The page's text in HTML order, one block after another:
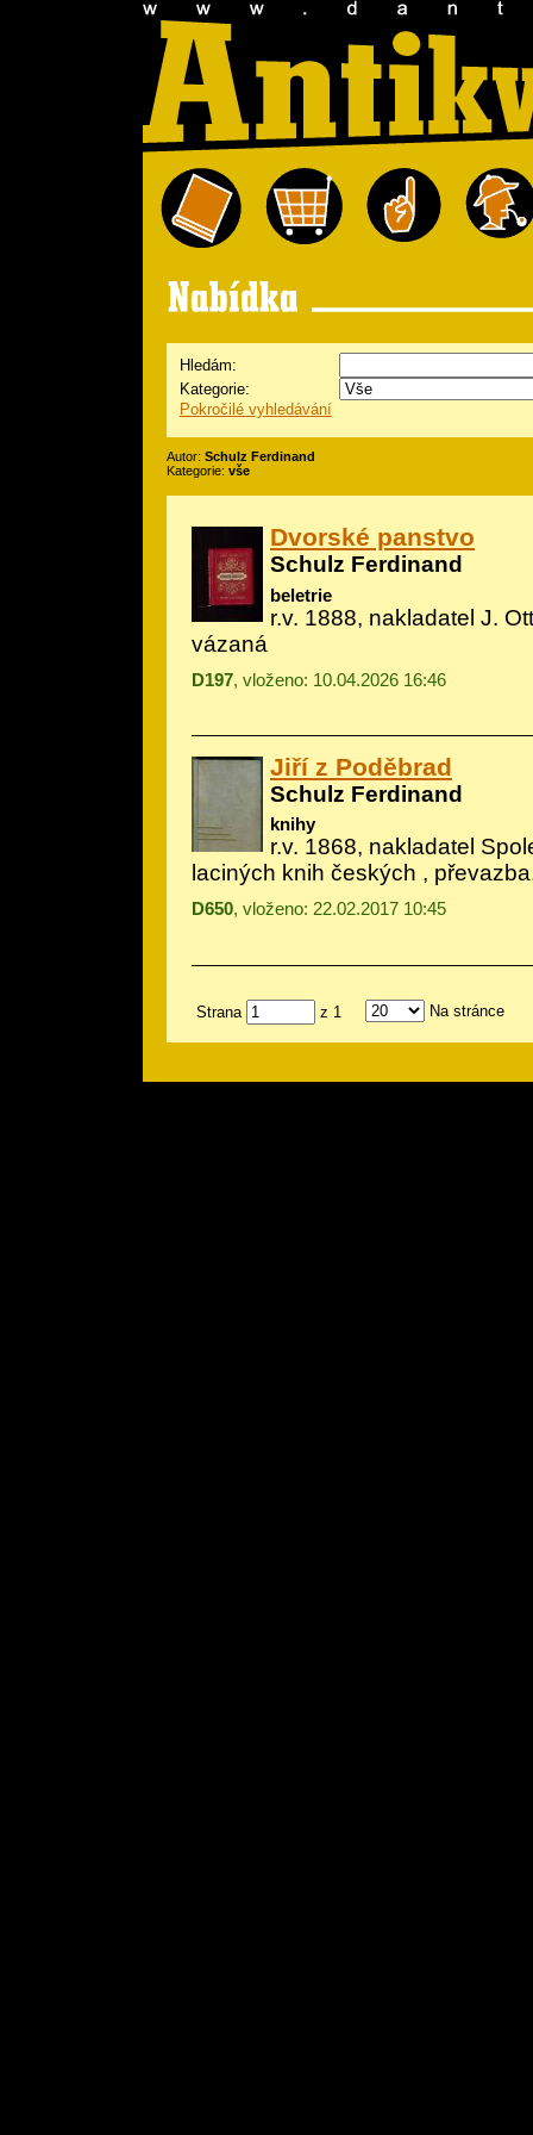
Hledám:
Kategorie:
Pokročilé vyhledávání
Autor: Schulz Ferdinand
Kategorie: vše
Dvorské panstvo
Schulz Ferdinand
beletrie
r.v. 1888, nakladatel J.
vázaná
D197, vloženo: 10.04.2026 16:46
Jiří z Poděbrad
Schulz Ferdinand
knihy
r.v. 1868, nakladatel
laciných knih českých ,
D650, vloženo: 22.02.2017 10:45
Strana z 1 Na stránce